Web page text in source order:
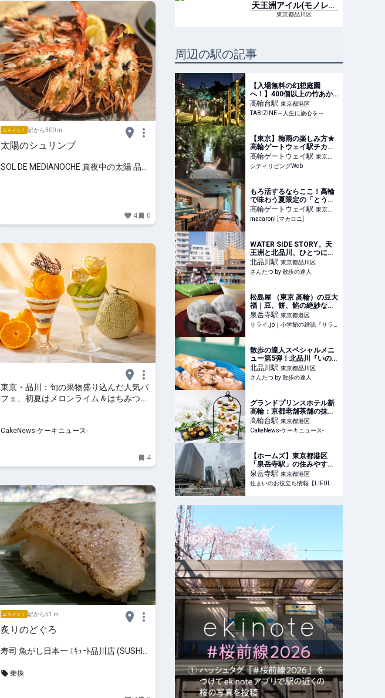
エキメシ！ 駅から300 m
太陽のシュリンプ
SOL DE MEDIANOCHE 真夜中の太陽 品川
4 0
東京・品川：旬の果物盛り込んだ人気パ
フェ、初夏はメロンライム＆はちみつデ
CakeNews-ケーキニュース-
4
エキメシ！ 駅から51 m
炙りのどぐろ
寿司 魚がし日本一 ｴｷｭｰﾄ品川店 (SUSHI
乗換
天王洲アイル(モノレー
ル)駅
東京都品川区
周辺の駅の記事
【入場無料の幻想庭園
へ！】400個以上の竹あか
りが彩る！品川の夕涼みス
ポット「グランドプリンス
ホテル高輪」を現地レビュ
高輪台駅 東京都港区
TABIZINE～人生に旅心を～
【東京】梅雨の楽しみ方★
高輪ゲートウェイ駅チカ無
料の癒やしスポット！｜シ
ティリビングWeb
高輪ゲートウェイ駅 東京都
港区
シティリビングWeb
もろ活するならここ！高輪
で味わう夏限定の「とうも
ろこしかき氷」が新感覚 -
macaroni
高輪ゲートウェイ駅 東京都
港区
macaroni [マカロニ]
WATER SIDE STORY。天
王洲と北品川、ひとつにな
れない世界に自分の居場所
はあるか？｜さんたつ by
散歩の達人
北品川駅 東京都品川区
さんたつ by 散歩の達人
松島屋 （東京 高輪）の豆大
福｜豆、餅、餡の絶妙なる
バランス | サライ.jp｜小学
館の雑誌『サライ』公式サ
イト
泉岳寺駅 東京都港区
サライ.jp｜小学館の雑誌『サライ』公式サイト
散歩の達人スペシャルメニ
ュー第5弾！北品川『いの
パン店』の散歩のためのパ
ン【創刊30周年記念】｜さ
んたつ by 散歩の達人
北品川駅 東京都品川区
さんたつ by 散歩の達人
グランドプリンスホテル新
高輪：京都老舗茶舗の抹茶
＆ベリー使った抹茶アフタ
ヌーンティー、5月7日より
約2ヵ月間展開
高輪台駅 東京都港区
CakeNews-ケーキニュース-
【ホームズ】東京都港区
「泉岳寺駅」の住みやすさ
は？高輪ゲートウェイシテ
ィの開発も進む街の魅力 |
住まいのお役立ち情報
泉岳寺駅 東京都港区
住まいのお役立ち情報【LIFULL HOME'S】